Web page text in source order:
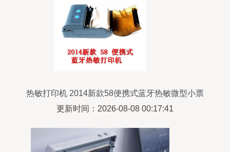
热敏打印机 2014新款58便携式蓝牙热敏微型小票
打印机全解析
更新时间：2026-08-08 00:17:41